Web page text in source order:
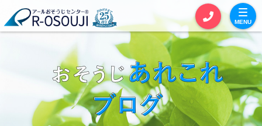
MENU
お見積りカート お問い合わせ
サービス一覧